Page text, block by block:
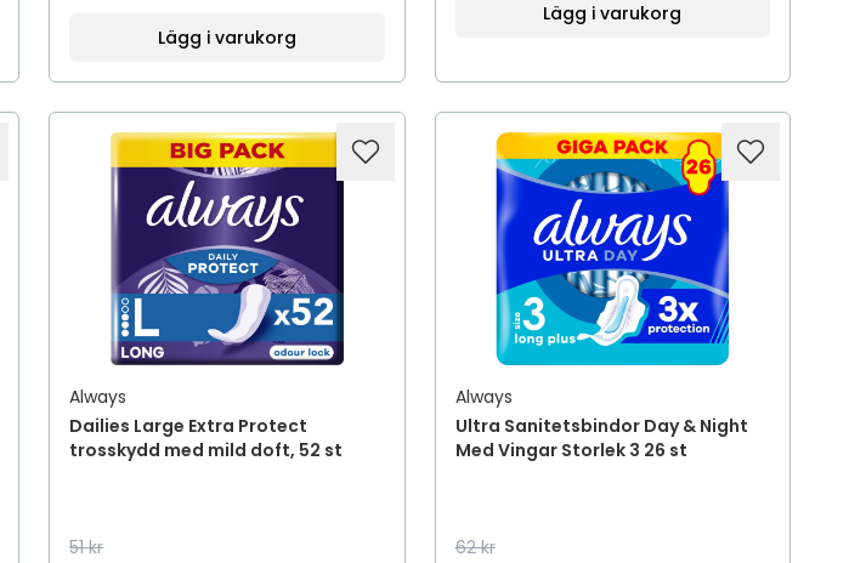
Lägg i varukorg
Lägg i varukorg
Always
Dailies Large Extra Protect
trosskydd med mild doft, 52 st
51 kr
Always
Ultra Sanitetsbindor Day & Night
Med Vingar Storlek 3 26 st
62 kr